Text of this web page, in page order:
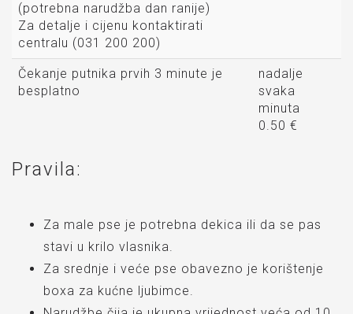
(potrebna narudžba dan ranije)
Za detalje i cijenu kontaktirati
centralu (031 200 200)
Čekanje putnika prvih 3 minute je
besplatno
nadalje
svaka
minuta
0.50 €
Pravila:
Za male pse je potrebna dekica ili da se pas
stavi u krilo vlasnika.
Za srednje i veće pse obavezno je korištenje
boxa za kućne ljubimce.